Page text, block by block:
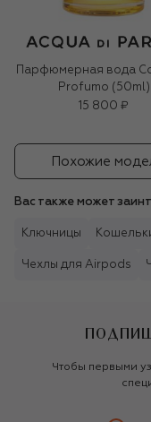
Парфюмерная вода
Profumo (50ml)
15 800 ₽
Похожие
Вас также может
Ключницы
Чехлы для Airpods
Чтобы первыми